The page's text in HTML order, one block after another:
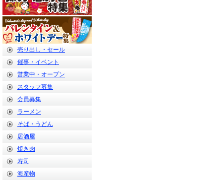
売り出し・セール
催事・イベント
営業中・オープン
スタッフ募集
会員募集
ラーメン
そば・うどん
居酒屋
焼き肉
寿司
海産物